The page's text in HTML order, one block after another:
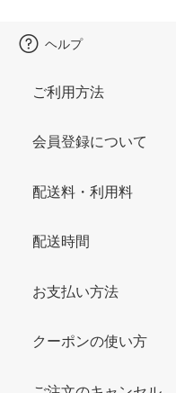
ヘルプ
ご利用方法
会員登録について
配送料・利用料
配送時間
お支払い方法
クーポンの使い方